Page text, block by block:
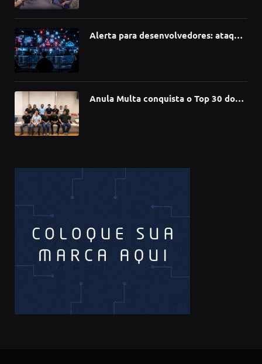
Alerta para desenvolvedores: ataque
Anula Multa conquista o Top 30 do